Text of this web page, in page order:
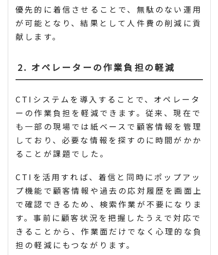
優先的に着信させることで、無駄のない運用
が可能となり、結果として人件費の削減に貢
献します。
2. オペレーターの作業負担の軽減
CTIシステムを導入することで、オペレータ
ーの作業負担を軽減できます。従来、現在で
も一部の現場では紙ベースで顧客情報を管理
しており、必要な情報を探すのに時間がかか
ることが課題でした。
CTIを活用すれば、着信と同時にポップアッ
プ機能で顧客情報や過去の応対履歴を画面上
で確認できるため、検索作業が不要になりま
す。事前に顧客状況を把握したうえで対応で
きることから、作業面だけでなく心理的な負
担の軽減にもつながります。